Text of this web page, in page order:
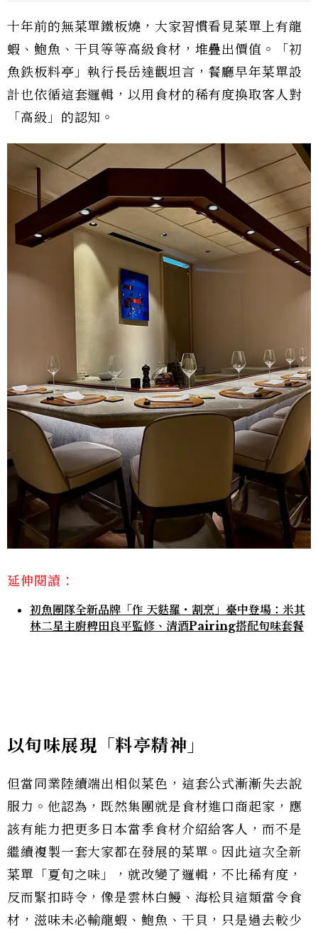
十年前的無菜單鐵板燒，大家習慣看見菜單上有龍
蝦、鮑魚、干貝等等高級食材，堆疊出價值。「初
魚鉄板料亭」執行長岳達觀坦言，餐廳早年菜單設
計也依循這套邏輯，以用食材的稀有度換取客人對
「高級」的認知。
延伸閱讀：
初魚團隊全新品牌「作 天麩羅・割烹」臺中登場：米其
林二星主廚稗田良平監修、清酒Pairing搭配旬味套餐
以旬味展現「料亭精神」
但當同業陸續端出相似菜色，這套公式漸漸失去說
服力。他認為，既然集團就是食材進口商起家，應
該有能力把更多日本當季食材介紹給客人，而不是
繼續複製一套大家都在發展的菜單。因此這次全新
菜單「夏旬之味」，就改變了邏輯，不比稀有度，
反而緊扣時令，像是雲林白鰻、海松貝這類當令食
材，滋味未必輸龍蝦、鮑魚、干貝，只是過去較少